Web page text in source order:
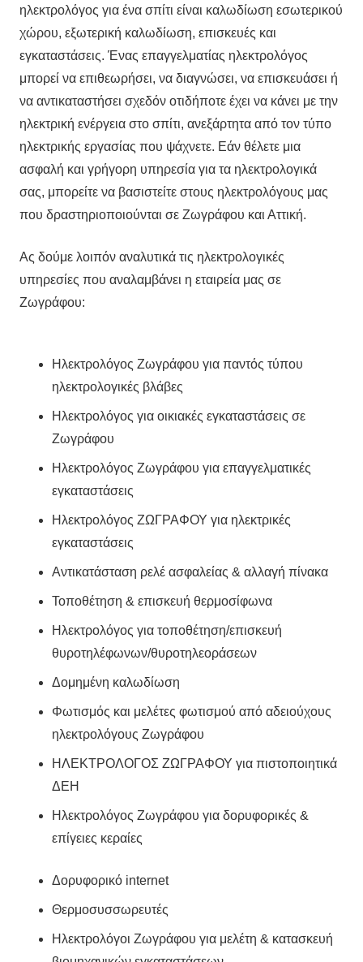
ηλεκτρολόγος για ένα σπίτι είναι καλωδίωση εσωτερικού
χώρου, εξωτερική καλωδίωση, επισκευές και
εγκαταστάσεις. Ένας επαγγελματίας ηλεκτρολόγος
μπορεί να επιθεωρήσει, να διαγνώσει, να επισκευάσει ή
να αντικαταστήσει σχεδόν οτιδήποτε έχει να κάνει με την
ηλεκτρική ενέργεια στο σπίτι, ανεξάρτητα από τον τύπο
ηλεκτρικής εργασίας που ψάχνετε. Εάν θέλετε μια
ασφαλή και γρήγορη υπηρεσία για τα ηλεκτρολογικά
σας, μπορείτε να βασιστείτε στους ηλεκτρολόγους μας
που δραστηριοποιούνται σε Ζωγράφου και Αττική.
Ας δούμε λοιπόν αναλυτικά τις ηλεκτρολογικές
υπηρεσίες που αναλαμβάνει η εταιρεία μας σε
Ζωγράφου:
Ηλεκτρολόγος Ζωγράφου για παντός τύπου
ηλεκτρολογικές βλάβες
Ηλεκτρολόγος για οικιακές εγκαταστάσεις σε
Ζωγράφου
Ηλεκτρολόγος Ζωγράφου για επαγγελματικές
εγκαταστάσεις
Ηλεκτρολόγος ΖΩΓΡΑΦΟΥ για ηλεκτρικές
εγκαταστάσεις
Αντικατάσταση ρελέ ασφαλείας & αλλαγή πίνακα
Τοποθέτηση & επισκευή θερμοσίφωνα
Ηλεκτρολόγος για τοποθέτηση/επισκευή
θυροτηλέφωνων/θυροτηλεοράσεων
Δομημένη καλωδίωση
Φωτισμός και μελέτες φωτισμού από αδειούχους
ηλεκτρολόγους Ζωγράφου
ΗΛΕΚΤΡΟΛΟΓΟΣ ΖΩΓΡΑΦΟΥ για πιστοποιητικά
ΔΕΗ
Ηλεκτρολόγος Ζωγράφου για δορυφορικές &
επίγειες κεραίες
Δορυφορικό internet
Θερμοσυσσωρευτές
Ηλεκτρολόγοι Ζωγράφου για μελέτη & κατασκευή